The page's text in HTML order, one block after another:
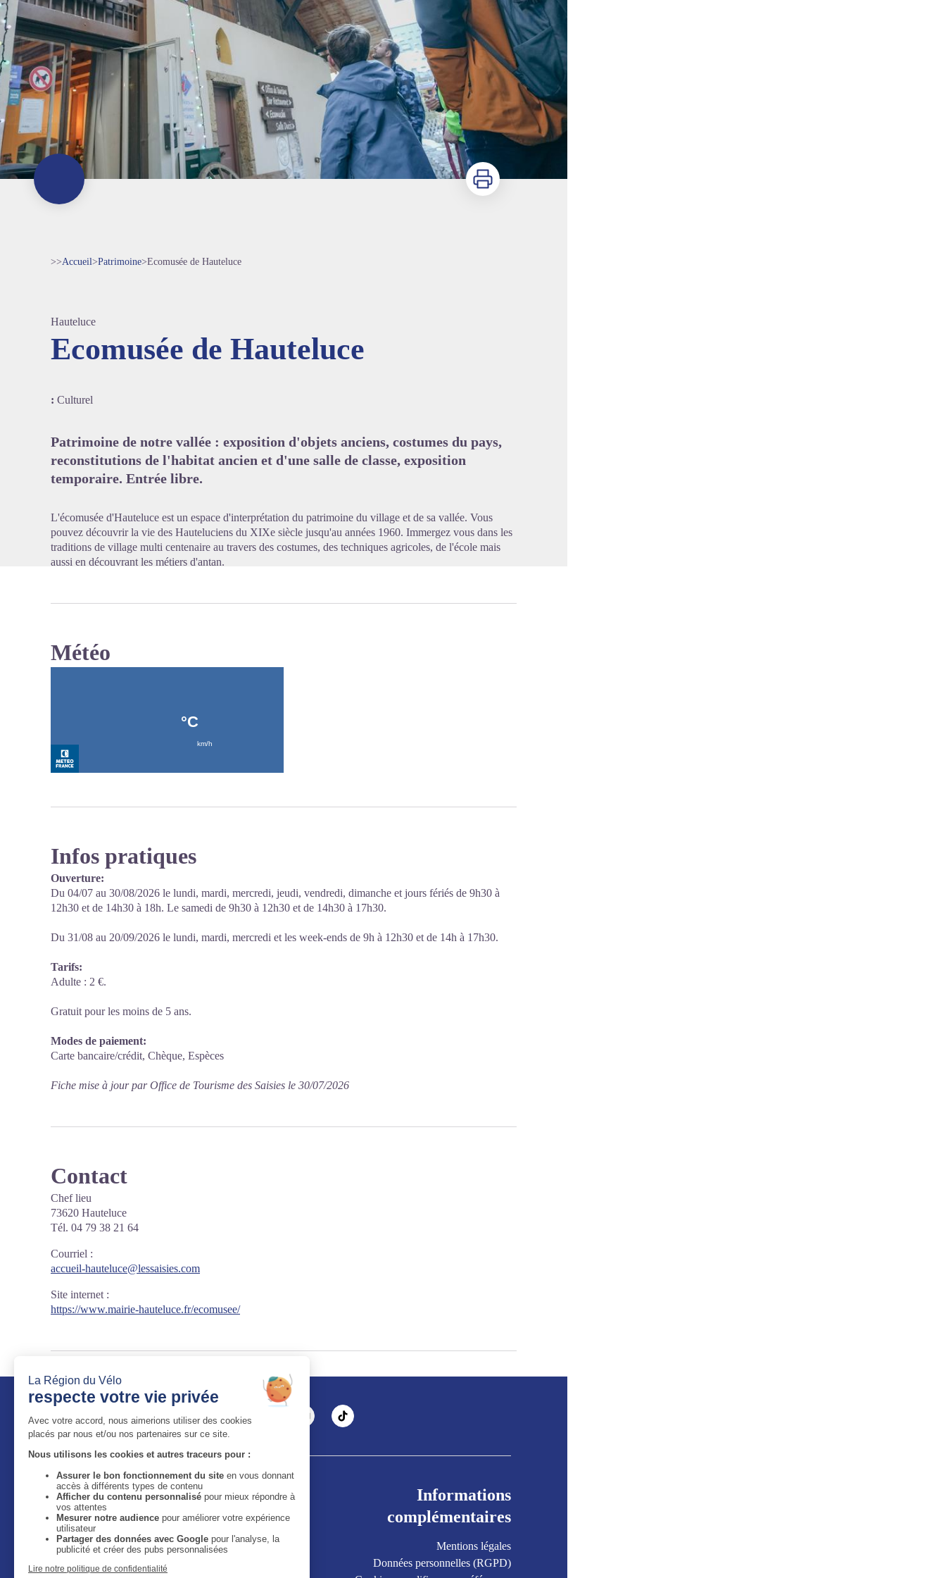
Imprimer
>>Accueil>Patrimoine>Ecomusée de Hauteluce
Hauteluce
Ecomusée de Hauteluce
: Culturel
Patrimoine de notre vallée : exposition d'objets anciens, costumes du pays,
reconstitutions de l'habitat ancien et d'une salle de classe, exposition
temporaire. Entrée libre.
L'écomusée d'Hauteluce est un espace d'interprétation du patrimoine du village et de sa vallée. Vous
pouvez découvrir la vie des Hauteluciens du XIXe siècle jusqu'au années 1960. Immergez vous dans les
traditions de village multi centenaire au travers des costumes, des techniques agricoles, de l'école mais
aussi en découvrant les métiers d'antan.
Météo
Infos pratiques
Ouverture:
Du 04/07 au 30/08/2026 le lundi, mardi, mercredi, jeudi, vendredi, dimanche et jours fériés de 9h30 à
12h30 et de 14h30 à 18h. Le samedi de 9h30 à 12h30 et de 14h30 à 17h30.
Du 31/08 au 20/09/2026 le lundi, mardi, mercredi et les week-ends de 9h à 12h30 et de 14h à 17h30.
Tarifs:
Adulte : 2 €.
Gratuit pour les moins de 5 ans.
Modes de paiement:
Carte bancaire/crédit, Chèque, Espèces
Fiche mise à jour par Office de Tourisme des Saisies le 30/07/2026
Contact
Chef lieu
73620 Hauteluce
Tél. 04 79 38 21 64
Courriel :
accueil-hauteluce@lessaisies.com
Site internet :
https://www.mairie-hauteluce.fr/ecomusee/
Auvergne-Rhône-Alpes Tourisme
11 bis quai Perrache - 69002 Lyon
59 boulevard Léon Jouhaux - 63050 Clermont-Ferrand
Cedex 2
Informations
complémentaires
Mentions légales
Données personnelles (RGPD)